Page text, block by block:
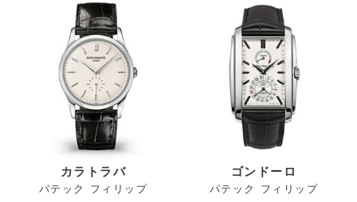
カラトラバ
パテック フィリップ
ゴンドーロ
パテック フィリップ